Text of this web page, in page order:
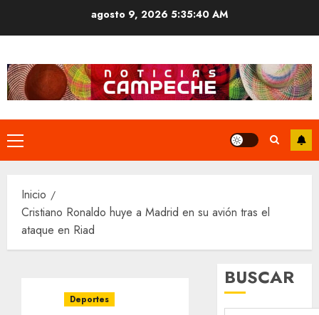
agosto 9, 2026 5:35:40 AM
Menú
principal
Inicio
Cristiano Ronaldo huye a Madrid en su avión tras el
ataque en Riad
Deportes
BUSCAR